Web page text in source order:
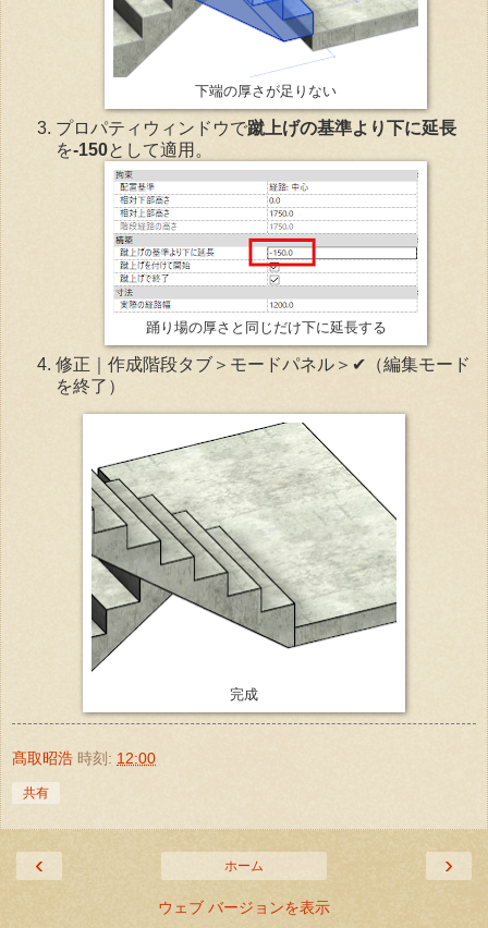
下端の厚さが足りない
プロパティウィンドウで蹴上げの基準より下に延長
を-150として適用。
踊り場の厚さと同じだけ下に延長する
修正｜作成階段タブ＞モードパネル＞✔（編集モード
を終了）
完成
髙取昭浩 時刻: 12:00
共有
‹ ›
ホーム
ウェブ バージョンを表示